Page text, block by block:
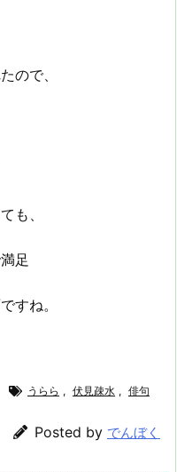
ので、
も、
足
すね。
うらら , 伏見疎水 , 俳句
Posted by でんぼく